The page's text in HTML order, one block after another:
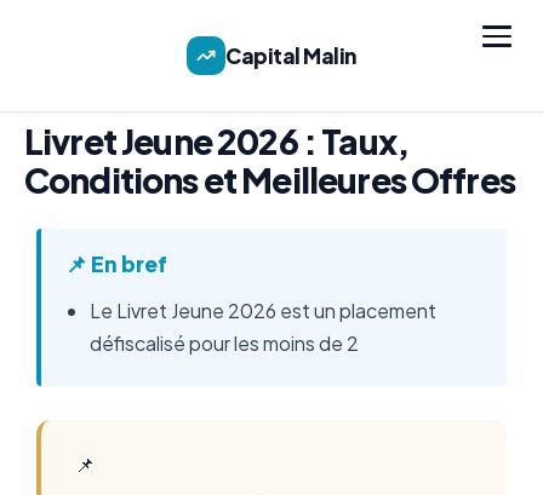
Capital Malin
Livret Jeune 2026 : Taux,
Conditions et Meilleures Offres
📌 En bref
Le Livret Jeune 2026 est un placement
défiscalisé pour les moins de 2
📌